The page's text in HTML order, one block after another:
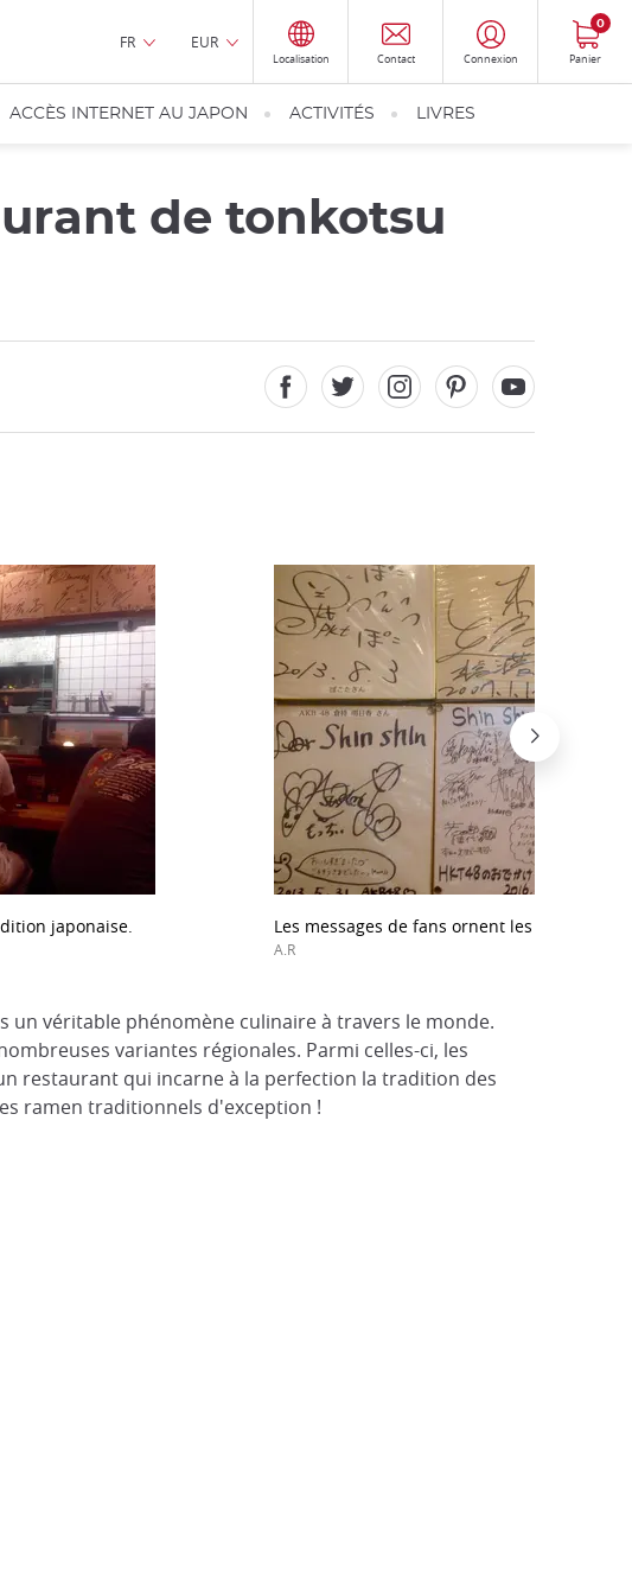
FR EUR
Localisation Contact Connexion Panier
0
ACCÈS INTERNET AU JAPON ACTIVITÉS LIVRES
de tonkotsu
japonaise. Les messages de fans ornent les murs.
A.R
un véritable phénomène culinaire à travers le monde.
variantes régionales. Parmi celles-ci, les
restaurant qui incarne à la perfection la tradition des
ramen traditionnels d'exception !